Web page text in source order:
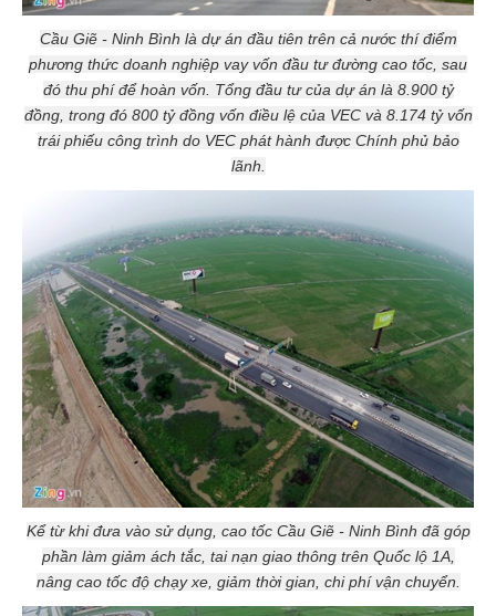
Cầu Giẽ - Ninh Bình là dự án đầu tiên trên cả nước thí điểm
phương thức doanh nghiệp vay vốn đầu tư đường cao tốc, sau
đó thu phí để hoàn vốn. Tổng đầu tư của dự án là 8.900 tỷ
đồng, trong đó 800 tỷ đồng vốn điều lệ của VEC và 8.174 tỷ vốn
trái phiếu công trình do VEC phát hành được Chính phủ bảo
lãnh.
Kể từ khi đưa vào sử dụng, cao tốc Cầu Giẽ - Ninh Bình đã góp
phần làm giảm ách tắc, tai nạn giao thông trên Quốc lộ 1A,
nâng cao tốc độ chạy xe, giảm thời gian, chi phí vận chuyển.